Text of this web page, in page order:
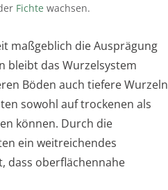
Fichte wachsen.
maßgeblich die Ausprägung
bleibt das Wurzelsystem
Böden auch tiefere Wurzeln
sowohl auf trockenen als
können. Durch die
ein weitreichendes
dass oberflächennahe